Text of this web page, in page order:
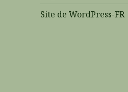
Site de WordPress-FR